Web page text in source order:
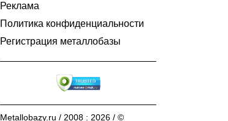
Реклама
Политика конфиденциальности
Регистрация металлобазы
Metallobazy.ru / 2008 : 2026 / ©